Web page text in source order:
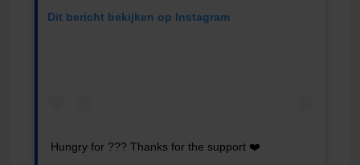
Dit bericht bekijken op Instagram
Hungry for ??? Thanks for the support ❤️